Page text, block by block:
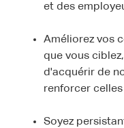
et des
Améliorez vos
que vous
d'acquérir de
renforcer celles
Soyez